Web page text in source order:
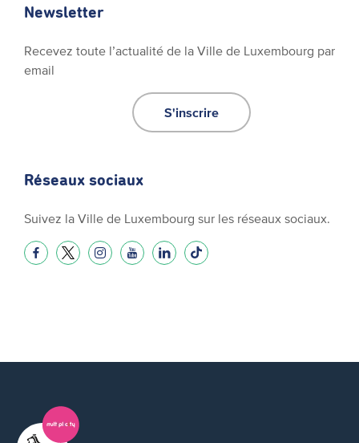
Newsletter
Recevez toute l’actualité de la Ville de Luxembourg par
email
S'inscrire
Réseaux sociaux
Suivez la Ville de Luxembourg sur les réseaux sociaux.